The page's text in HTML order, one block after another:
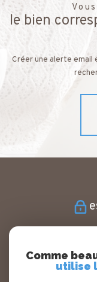
le bien
Créer une alerte
Comme
utilise